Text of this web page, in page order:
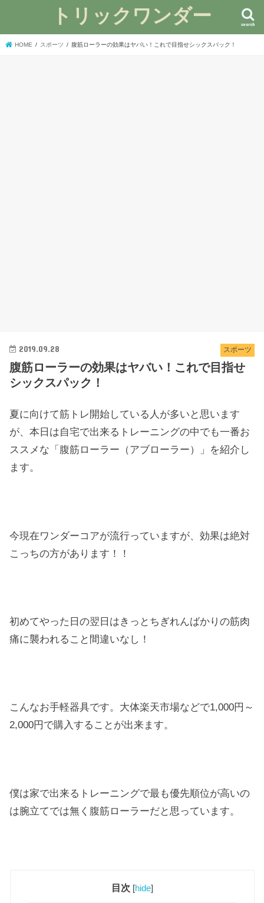
トリックワンダー search
HOME スポーツ 腹筋ローラーの効果はヤバい！これで目指せシックスパック！
スポーツ
2019.09.28
腹筋ローラーの効果はヤバい！これで目指せ
シックスパック！
夏に向けて筋トレ開始している人が多いと思います
が、本日は自宅で出来るトレーニングの中でも一番お
ススメな「腹筋ローラー（アブローラー）」を紹介し
ます。
今現在ワンダーコアが流行っていますが、効果は絶対
こっちの方があります！！
初めてやった日の翌日はきっとちぎれんばかりの筋肉
痛に襲われること間違いなし！
こんなお手軽器具です。大体楽天市場などで1,000円～
2,000円で購入することが出来ます。
僕は家で出来るトレーニングで最も優先順位が高いの
は腕立てでは無く腹筋ローラーだと思っています。
目次 [hide]